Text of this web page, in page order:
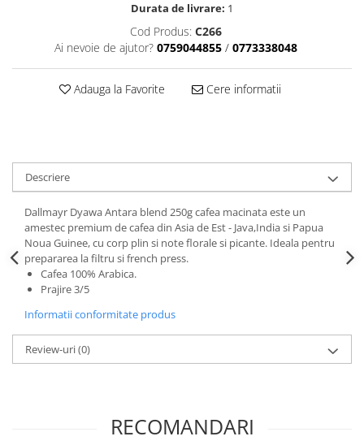
Durata de livrare: 1
Cod Produs: C266
Ai nevoie de ajutor? 0759044855 / 0773338048
Adauga la Favorite Cere informatii
Descriere
Dallmayr Dyawa Antara blend 250g cafea macinata este un
amestec premium de cafea din Asia de Est - Java,India si Papua
Noua Guinee, cu corp plin si note florale si picante. Ideala pentru
prepararea la filtru si french press.
Cafea 100% Arabica.
Prajire 3/5
Informatii conformitate produs
Review-uri(0)
RECOMANDARI